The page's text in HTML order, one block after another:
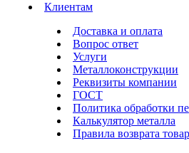
Клиентам
Доставка и оплата
Вопрос ответ
Услуги
Металлоконструкции
Реквизиты компании
ГОСТ
Политика обработки
Калькулятор металла
Правила возврата